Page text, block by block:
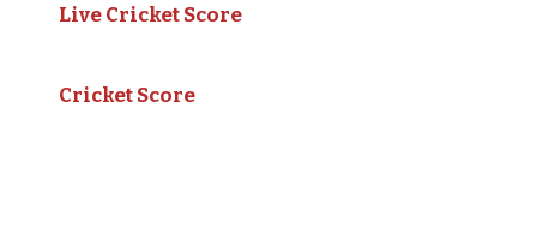
Live Cricket Score
Cricket Score